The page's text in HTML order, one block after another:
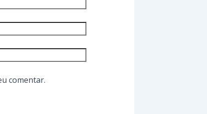
comentar.